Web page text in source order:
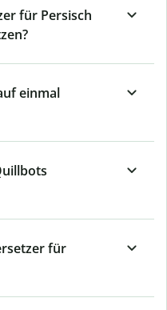
für Persisch
einmal
für